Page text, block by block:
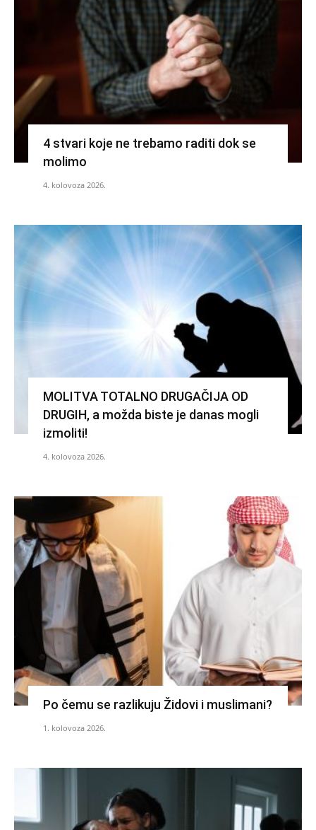
4 stvari koje ne trebamo raditi dok se
molimo
4. kolovoza 2026.
MOLITVA TOTALNO DRUGAČIJA OD
DRUGIH, a možda biste je danas mogli
izmoliti!
4. kolovoza 2026.
Po čemu se razlikuju Židovi i muslimani?
1. kolovoza 2026.